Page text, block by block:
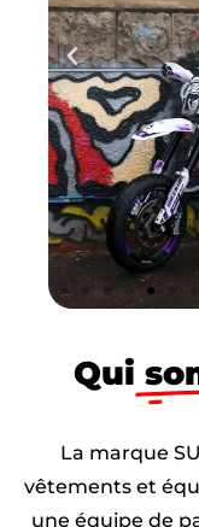
Qui
La marque
vêtements et
une équipe de